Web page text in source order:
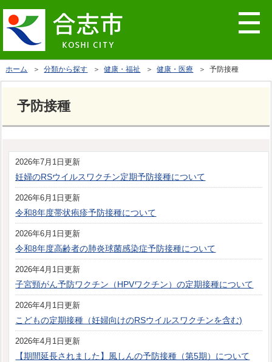
ホーム ＞分類から探す ＞健康・福祉 ＞健康・医療 ＞ 予防接種
予防接種
2026年7月1日更新
妊婦のRSウイルスワクチン定期予防接種について
2026年6月1日更新
令和8年度帯状疱疹予防接種について
2026年6月1日更新
令和8年度高齢者の肺炎球菌感染症予防接種について
2026年4月1日更新
子宮頸がん予防ワクチン（HPVワクチン）の定期接種について
2026年4月1日更新
こどもの定期接種（妊婦向けのRSウイルスワクチンを含む)
2026年4月1日更新
【期間延長されました】風しんの予防接種（第5期）について